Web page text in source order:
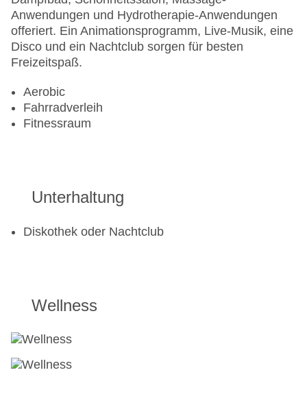
Anwendungen und Hydrotherapie-Anwendungen
offeriert. Ein Animationsprogramm, Live-Musik, eine
Disco und ein Nachtclub sorgen für besten
Freizeitspaß.
Aerobic
Fahrradverleih
Fitnessraum
Unterhaltung
Diskothek oder Nachtclub
Wellness